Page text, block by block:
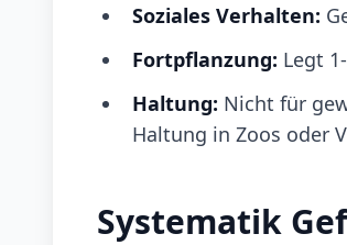
Soziales Verhalten:
Fortpflanzung: Legt
Haltung: Nicht für
Haltung in Zoos oder
Systematik